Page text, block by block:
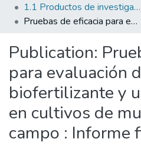
All of DSpace
1.1 Productos de investigación
Pruebas de eficacia para evaluación de un biofertilizante y un biopesticida en cultivos de musa AAA en campo : Informe final
Publication:
para evaluación
biofertilizante y
en cultivos de
campo : Informe